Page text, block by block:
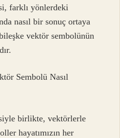
farklı yönlerdeki
nasıl bir sonuç ortaya
vektör sembolünün
Sembolü Nasıl
birlikte, vektörlerle
hayatımızın her